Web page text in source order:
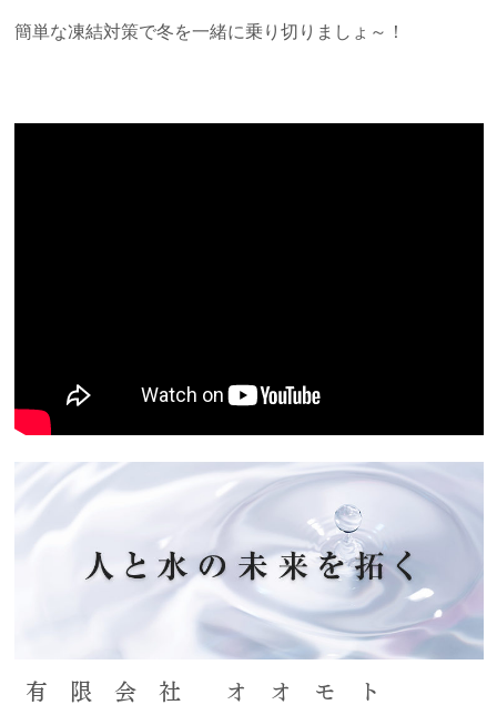
簡単な凍結対策で冬を一緒に乗り切りましょ～！
有 限 会 社 オ オ モ ト